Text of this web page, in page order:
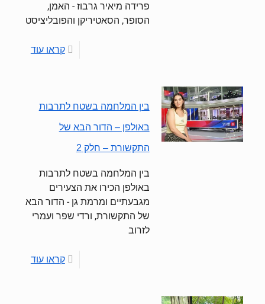
פרידה מיאיר גרבוז - האמן,
הסופר, הסאטיריקן והפובליציסט
קראו עוד
בין המלחמה בשטח לתרבות
באולפן – הדור הבא של
התקשורת – חלק 2
בין המלחמה בשטח לתרבות
באולפן הכירו את הצעירים
מגבעתיים ומרמת גן - הדור הבא
של התקשורת, ורדי שפר ועמרי
לזרוב
קראו עוד